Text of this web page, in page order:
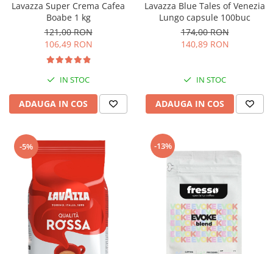
Lavazza Super Crema Cafea
Boabe 1 kg
121,00 RON
106,49 RON
IN STOC
ADAUGA IN COS
Lavazza Blue Tales of Venezia
Lungo capsule 100buc
174,00 RON
140,89 RON
IN STOC
ADAUGA IN COS
-5% -13%